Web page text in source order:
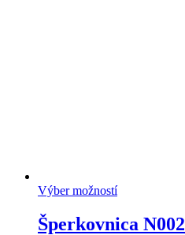
Výber možností
Šperkovnica N002